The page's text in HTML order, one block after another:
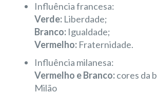
Influência francesa:
Verde: Liberdade;
Branco: Igualdade;
Vermelho: Fraternidade.
Influência milanesa:
Vermelho e Branco:cores da
Milão